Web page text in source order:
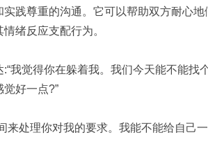
实践尊重的沟通。它可以帮助双方耐心
绪反应支配行为。
我觉得你在躲着我。我们今天能不能找
好一点?”
来处理你对我的要求。我能不能给自己